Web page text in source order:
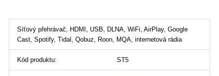
Síťový přehrávač, HDMI, USB, DLNA, WiFi, AirPlay, Google
Cast, Spotify, Tidal, Qobuz, Roon, MQA, internetová rádia
Kód produktu: ST5